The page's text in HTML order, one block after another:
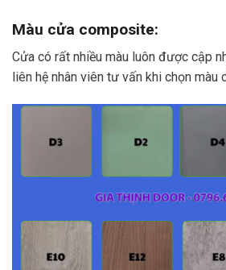
Màu cửa composite:
Cửa có rất nhiều màu luôn được cập
liên hệ nhân viên tư vấn khi chọn màu